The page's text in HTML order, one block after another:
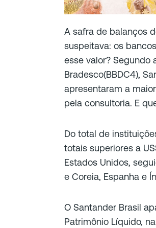
A safra de balanços
suspeitava: os
esse valor? Segundo
Bradesco(BBDC4),
apresentaram a
pela consultoria. E
Do total de
totais superiores a
Estados Unidos,
e Coreia, Espanha e
O Santander Brasil
Patrimônio Líquido,